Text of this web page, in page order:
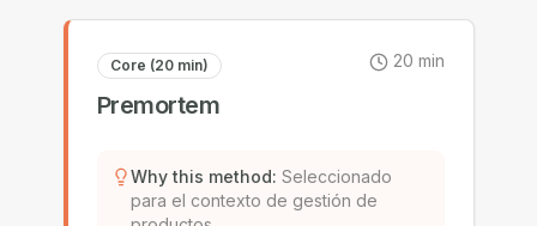
Core (20 min)
Premortem
20 min
Why this method: Seleccionado
para el contexto de gestión de